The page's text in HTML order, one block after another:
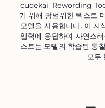
cudekai' Rewording
기 위해 광범위한 텍스트
모델을 사용합니다. 이 지
입력에 응답하여 자연스
스트는 모델의 학습된 통
모두